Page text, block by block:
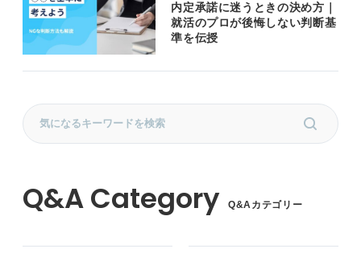
内定承諾に迷うときの決め方｜
就活のプロが後悔しない判断基
準を伝授
Q&Aカテゴリー